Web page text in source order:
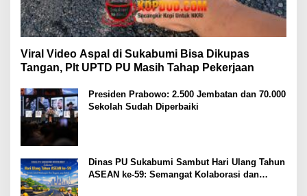
Viral Video Aspal di Sukabumi Bisa Dikupas
Tangan, Plt UPTD PU Masih Tahap Pekerjaan
Presiden Prabowo: 2.500 Jembatan dan 70.000
Sekolah Sudah Diperbaiki
Dinas PU Sukabumi Sambut Hari Ulang Tahun
ASEAN ke-59: Semangat Kolaborasi dan